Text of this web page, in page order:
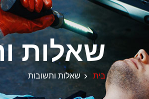
שאלות
בית שאלות ותשובות